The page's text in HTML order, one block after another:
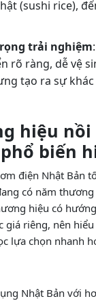
(sushi rice),
trải nghiệm
rõ ràng, dễ vệ
tạo ra sự
hiệu nồi
biến
điện Nhật Bản
có năm
hiệu có
giá riêng, nên
lựa chọn nhanh
Nhật Bản với